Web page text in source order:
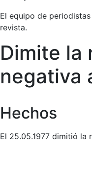
El equipo de
revista.
Dimite la
negativa
Hechos
El 25.05.1977 dimitió la